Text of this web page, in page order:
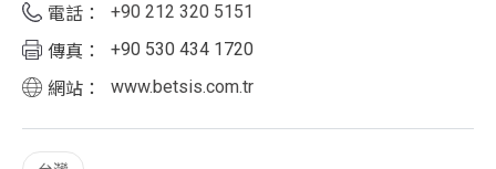
電話：
+90 212 320 5151
傳真：
+90 530 434 1720
網站：
www.betsis.com.tr